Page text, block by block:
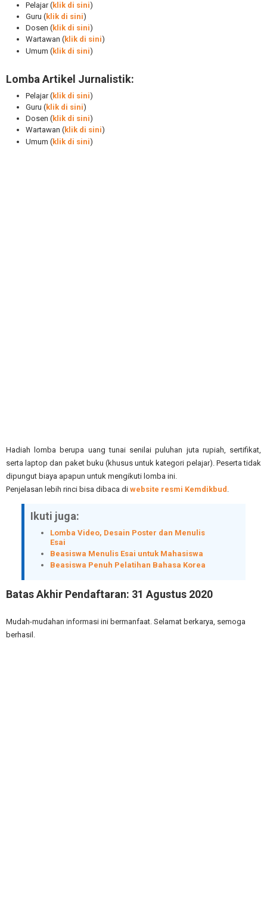
Pelajar (klik di sini)
Guru (klik di sini)
Dosen (klik di sini)
Wartawan (klik di sini)
Umum (klik di sini)
Lomba Artikel Jurnalistik:
Pelajar (klik di sini)
Guru (klik di sini)
Dosen (klik di sini)
Wartawan (klik di sini)
Umum (klik di sini)
Hadiah lomba berupa uang tunai senilai puluhan juta rupiah, sertifikat,
serta laptop dan paket buku (khusus untuk kategori pelajar). Peserta tidak
dipungut biaya apapun untuk mengikuti lomba ini.
Penjelasan lebih rinci bisa dibaca di website resmi Kemdikbud .
Ikuti juga:
Lomba Video, Desain Poster dan Menulis
Esai
Beasiswa Menulis Esai untuk Mahasiswa
Beasiswa Penuh Pelatihan Bahasa Korea
Batas Akhir Pendaftaran: 31 Agustus 2020
Mudah-mudahan informasi ini bermanfaat. Selamat berkarya, semoga
berhasil.